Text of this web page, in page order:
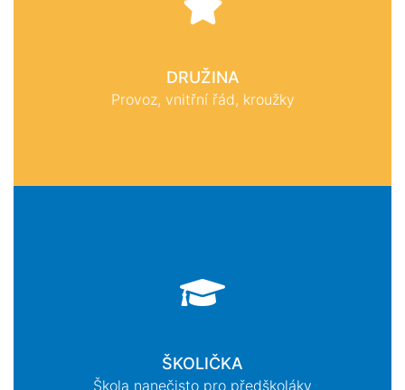
DRUŽINA
Provoz, vnitřní řád, kroužky
ŠKOLIČKA
Škola nanečisto pro předškoláky